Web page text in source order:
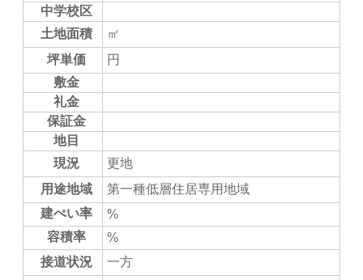
中学校区
土地面積
㎡
坪単価
円
敷金
礼金
保証金
地目
現況
更地
用途地域
第一種低層住居専用地域
建ぺい率
%
容積率
%
接道状況
一方